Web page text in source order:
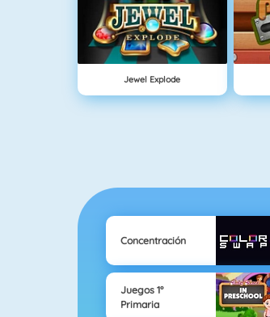
Jewel Explode
Concentración
Juegos 1°
Primaria